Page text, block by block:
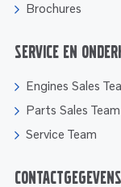
Brochures
Service en
Engines Sales
Parts Sales Team
Service Team
Contactgegevens